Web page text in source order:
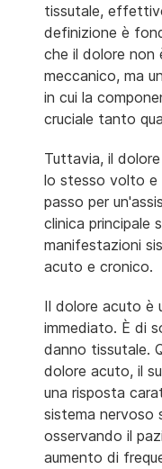
tissutale,
definizione è
che il dolore non
meccanico, ma
in cui la
cruciale tanto
Tuttavia, il
lo stesso volto e
passo per
clinica principale
manifestazioni
acuto e cronico.
Il dolore acuto è
immediato. È di
danno tissutale.
dolore acuto, il
una risposta
sistema nervoso
osservando il
aumento di